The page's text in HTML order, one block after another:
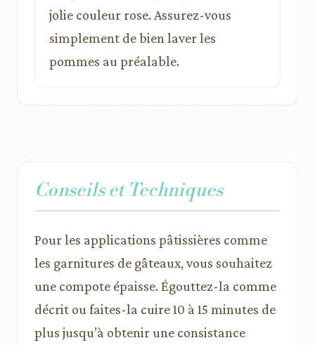
jolie couleur rose. Assurez-vous
simplement de bien laver les
pommes au préalable.
Conseils et Techniques
Pour les applications pâtissières comme
les garnitures de gâteaux, vous souhaitez
une compote épaisse. Égouttez-la comme
décrit ou faites-la cuire 10 à 15 minutes de
plus jusqu’à obtenir une consistance